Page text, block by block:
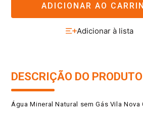
ADICIONAR AO
DESCRIÇÃO DO PRODUTO
Água Mineral Natural sem Gás Vila Nova